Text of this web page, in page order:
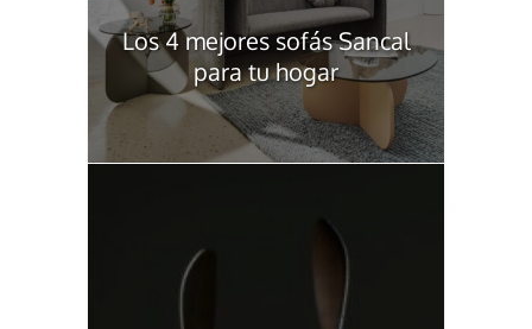
Los 4 mejores sofás Sancal
para tu hogar